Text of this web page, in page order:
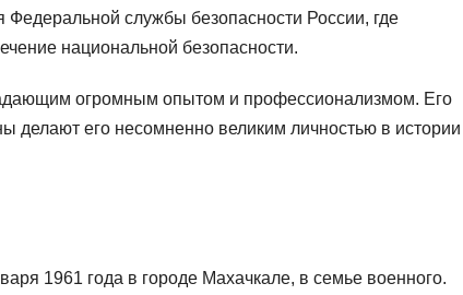
службы безопасности России, где
национальной безопасности.
огромным опытом и профессионализмом. Его
делают его несомненно великим личностью в истории
1961 года в городе Махачкале, в семье военного.